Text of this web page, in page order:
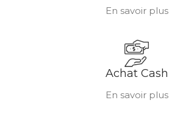
En savoir plus
Achat Cash
En savoir plus